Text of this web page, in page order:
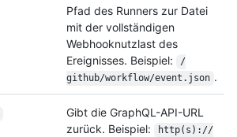
Pfad des Runners zur Datei
mit der vollständigen
Webhooknutzlast des
Ereignisses. Beispiel:
/
github/workflow/event.json .
Gibt die GraphQL-API-URL
zurück. Beispiel:
http(s)://